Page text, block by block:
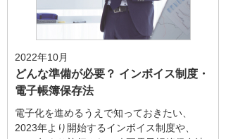
2022年10月
どんな準備が必要？ インボイス制度・
電子帳簿保存法
電子化を進めるうえで知っておきたい、
2023年より開始するインボイス制度や、